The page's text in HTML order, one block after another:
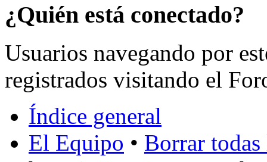
¿Quién está conectado?
Usuarios navegando por
registrados visitando el
Índice general
El Equipo • Borrar